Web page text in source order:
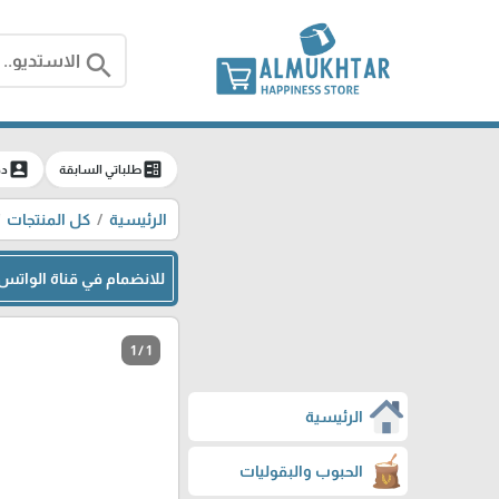
search
الرئيسية
الحبوب والبقوليات
ballotطلباتي السابقة account_box
الرئيسية كل المنتجات
للانضمام في قناة
1 / 1